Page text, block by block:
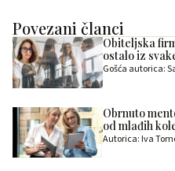
Povezani članci
Obiteljska
ostalo iz
Gošća autorica:
Obrnuto
od mlađih
Autorica: Iva